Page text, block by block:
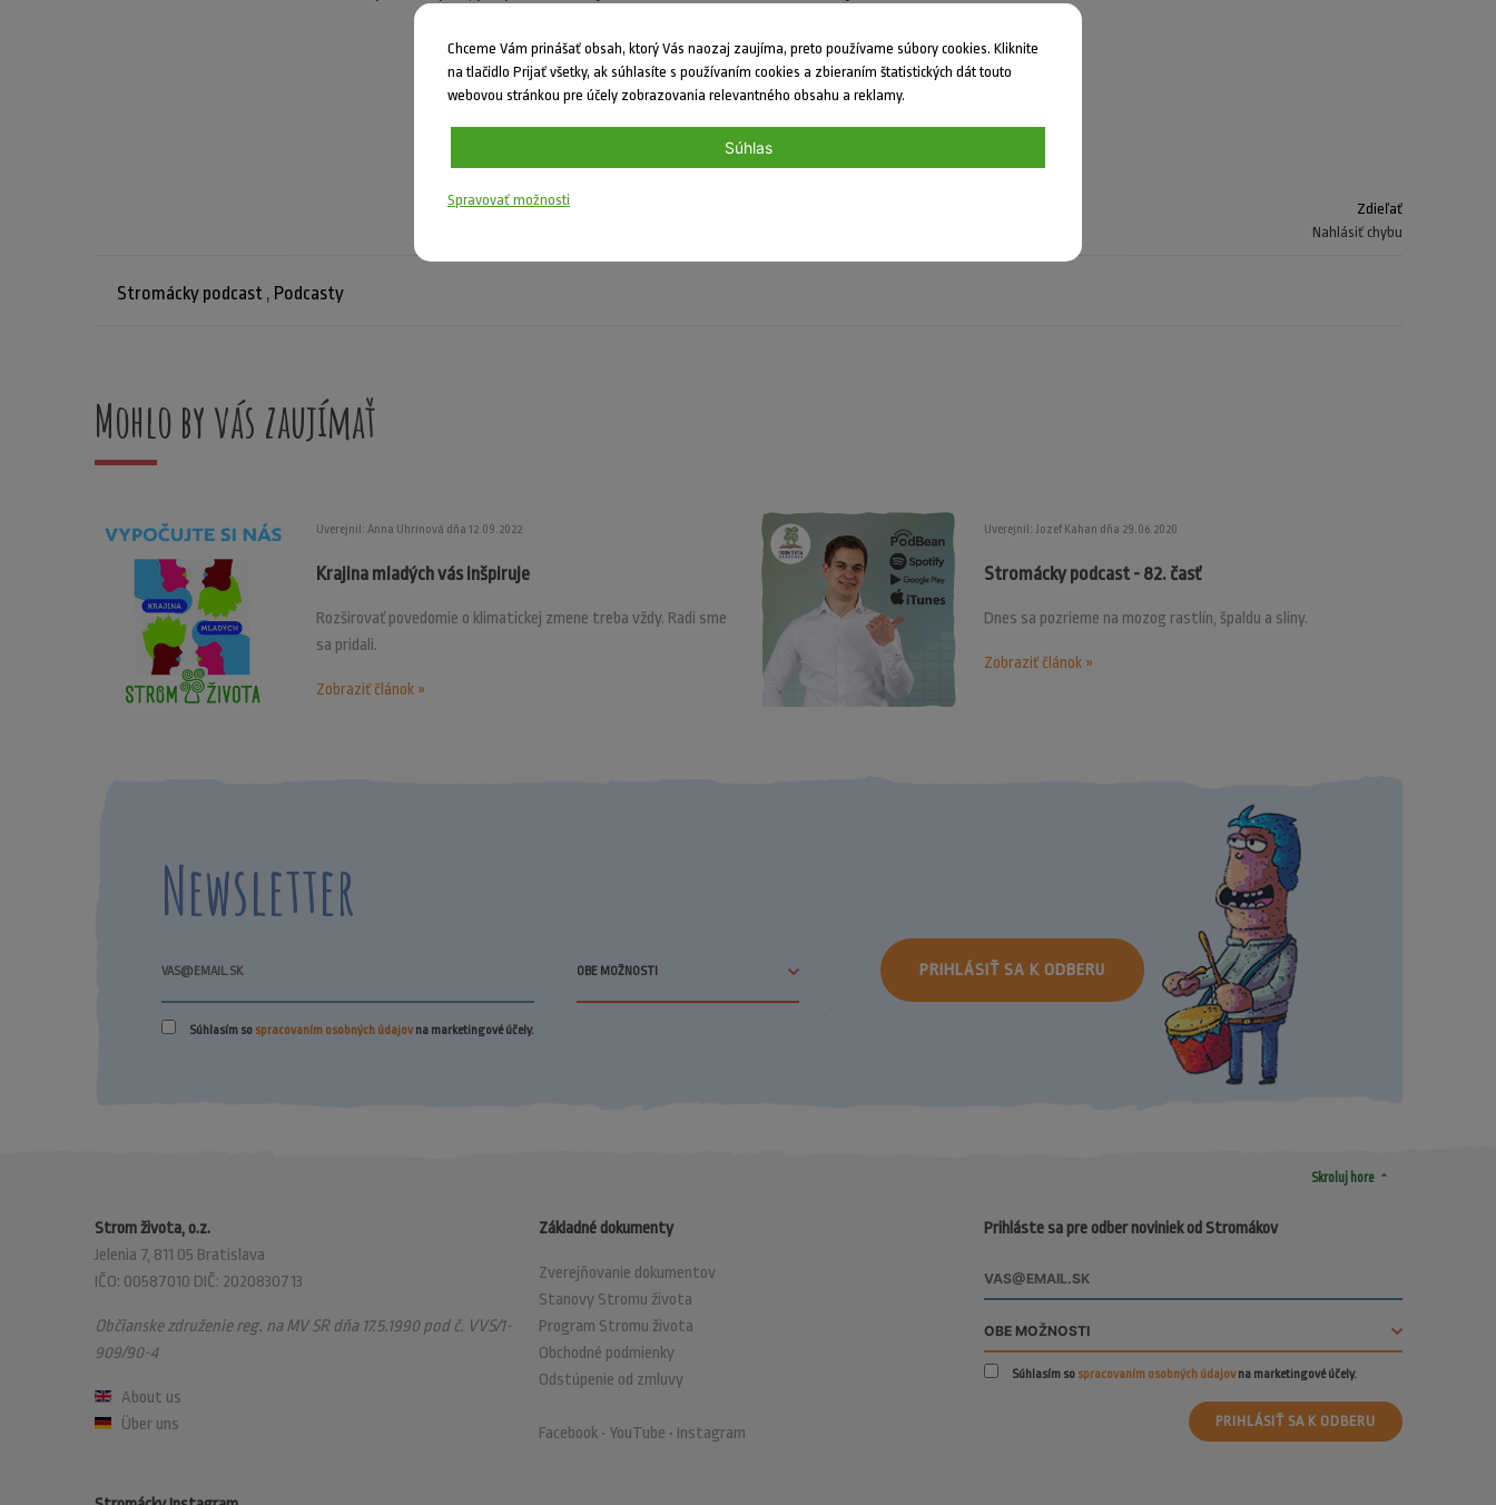
Zdieľať
Nahlásiť chybu
Stromácky podcast, Podcasty
Mohlo by vás zaujímať
Uverejnil: Anna Uhrinová dňa 12.09.2022
Krajina mladých vás inšpiruje
Rozširovať povedomie o klimatickej zmene treba vždy. Radi sme
sa pridali.
Zobraziť článok »
Uverejnil: Jozef Kahan dňa 29.06.2020
Stromácky podcast - 82. časť
Dnes sa pozrieme na mozog rastlín, špaldu a sliny.
Zobraziť článok »
Newsletter
Súhlasím so spracovaním osobných údajovna marketingové účely.
PRIHLÁSIŤ SA K ODBERU
Skroluj hore arrow_drop_up
Strom života, o.z.
Jelenia 7, 811 05 Bratislava
IČO: 00587010 DIČ: 2020830713
Občianske združenie reg. na MV SR dňa 17.5.1990 pod č. VVS/1-
909/90-4
About us
Über uns
Základné dokumenty
Zverejňovanie dokumentov
Stanovy Stromu života
Program Stromu života
Obchodné podmienky
Odstúpenie od zmluvy
Facebook • YouTube • Instagram
Prihláste sa pre odber noviniek od Stromákov
Súhlasím so spracovaním osobných údajovna marketingové účely.
PRIHLÁSIŤ SA K ODBERU
Chceme Vám prinášať obsah, ktorý Vás naozaj zaujíma, preto používame súbory cookies. Kliknite
na tlačidlo Prijať všetky, ak súhlasíte s používaním cookies a zbieraním štatistických dát touto
webovou stránkou pre účely zobrazovania relevantného obsahu a reklamy.
Súhlas
Spravovať možnosti